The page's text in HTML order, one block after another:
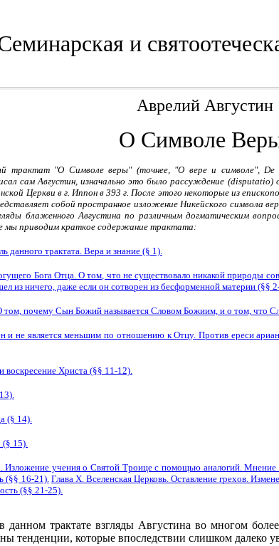
и
Аврелий Августин
О Символе
трактат "О Символе веры" (точнее, "О вере и символе",
сам Августин, изначально это было рассуждение
Церкви в г. Иппон в 393 г. После этого некоторые из
собой пространное изложение Никейского символа
блаженного Августина по различным догматическим
мы приводим краткое содержание трактата:
данного трактата. Вера и знание (§ 1).
Бога Отца. О том, что не существовало никакой природы
из ничего, даже если он сотворен из бесформенной материи (§§
почему Сын Божий называется Словом Божиим, и о том, что
и не является меньшим по отношению к Отцу. Против ереси
воскресение Христа (§§ 11-12).
(§ 14).
(§ 15).
Изложение учения о Святой Троице с помощью аналогий.
(§§ 16-21). Глава X. Вселенская Церковь. Оставление грехов.
(§§ 21-25).
данном трактате взгляды Августина во многом
тенденции, которые впоследствии слишком далеко